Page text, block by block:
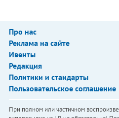
Про нас
Реклама на сайте
Ивенты
Редакция
Политики и стандарты
Пользовательское соглашение
При полном или частичном